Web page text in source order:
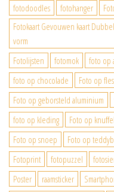
fotodoodles
fotohanger
Fotokaart Gevouwen kaart
vorm
Fotolijsten
fotomok foto op
foto op chocolade
Foto op fles
Foto op geborsteld aluminium
foto op kleding
Foto op knuffel
Foto op snoep
Foto op
Fotoprint
fotopuzzel
Poster
raamsticker